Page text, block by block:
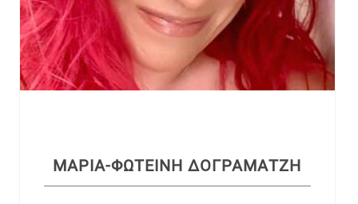
ΜΑΡΙΑ-ΦΩΤΕΙΝΗ ΔΟΓΡΑΜΑΤΖΗ